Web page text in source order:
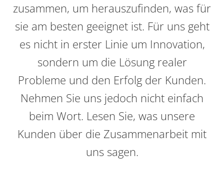
zusammen, um herauszufinden, was für
sie am besten geeignet ist. Für uns geht
es nicht in erster Linie um Innovation,
sondern um die Lösung realer
Probleme und den Erfolg der Kunden.
Nehmen Sie uns jedoch nicht einfach
beim Wort. Lesen Sie, was unsere
Kunden über die Zusammenarbeit mit
uns sagen.